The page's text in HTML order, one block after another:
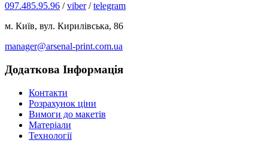
097.485.95.96 /viber/telegram
м. Київ, вул. Кирилівська, 86
manager@arsenal-print.com.ua
Додаткова Інформація
Контакти
Розрахунок ціни
Вимоги до макетів
Матеріали
Технології